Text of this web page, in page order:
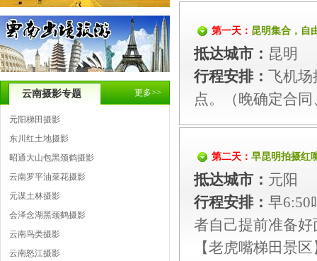
云南摄影专题 更多>>
元阳梯田摄影
东川红土地摄影
昭通大山包黑颈鹤摄影
云南罗平油菜花摄影
元谋土林摄影
会泽念湖黑颈鹤摄影
云南鸟类摄影
云南怒江摄影
第一天： 昆明集合，自
抵达城市： 昆明
行程安排： 飞机场
点。（晚确定合
第二天： 早昆明拍摄红
抵达城市： 元阳
行程安排： 早6:50
者自己提前准备
【老虎嘴梯田景